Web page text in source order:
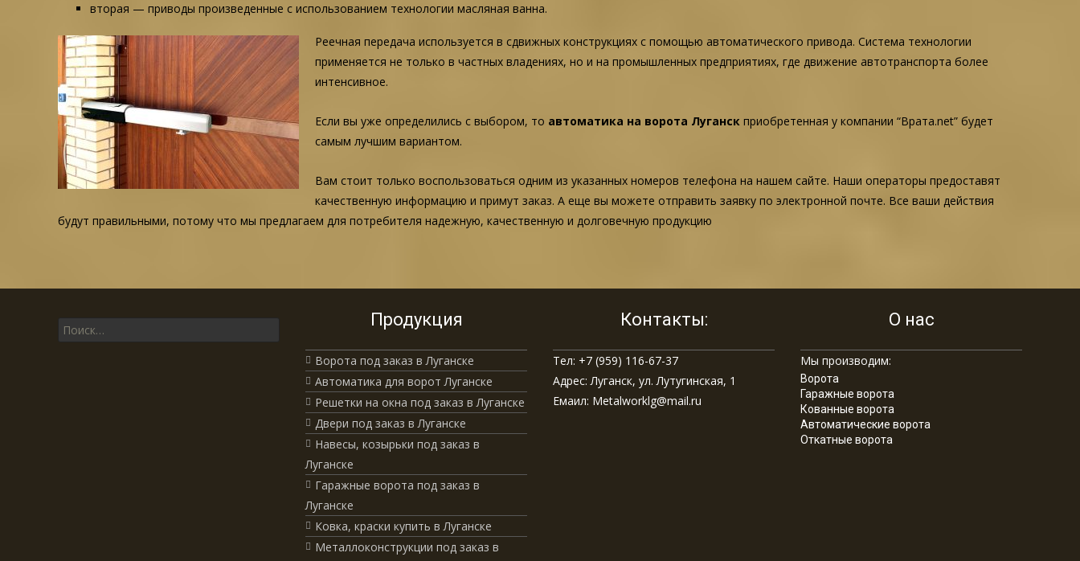
вторая — приводы произведенные с использованием технологии масляная ванна.
Реечная передача используется в сдвижных конструкциях с помощью автоматического привода. Система технологии
применяется не только в частных владениях, но и на промышленных предприятиях, где движение автотранспорта более
интенсивное.
Если вы уже определились с выбором, то автоматика на ворота Луганск приобретенная у компании “Врата.net” будет
самым лучшим вариантом.
Вам стоит только воспользоваться одним из указанных номеров телефона на нашем сайте. Наши операторы предоставят
качественную информацию и примут заказ. А еще вы можете отправить заявку по электронной почте. Все ваши действия
будут правильными, потому что мы предлагаем для потребителя надежную, качественную и долговечную продукцию
Поиск для: Продукция
Ворота под заказ в Луганске
Автоматика для ворот Луганске
Решетки на окна под заказ в Луганске
Двери под заказ в Луганске
Навесы, козырьки под заказ в
Луганске
Гаражные ворота под заказ в
Луганске
Ковка, краски купить в Луганске
Металлоконструкции под заказ в
Контакты:
Тел: +7 (959) 116-67-37
Адрес: Луганск, ул. Лутугинская, 1
Емаил: Metalworklg@mail.ru
О нас
Мы производим:
Ворота
Гаражные ворота
Кованные ворота
Автоматические ворота
Откатные ворота